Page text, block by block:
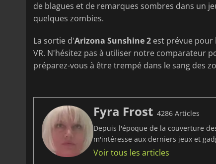
de blagues et de remarques sombres dans un
quelques zombies.
La sortie d'Arizona Sunshine 2 est prévue pour
VR. N'hésitez pas à utiliser notre comparateur
préparez-vous à être trempé dans le sang des
Fyra Frost 4286 Articles
Depuis l'époque de la couverture
m'intéresse aux derniers jeux et
Voir tous les articles